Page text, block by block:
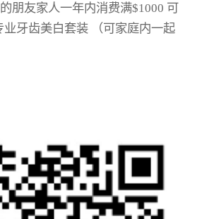
朋友家人一年内消费满$1000 可
业牙齿美白套装 （可家庭内一起